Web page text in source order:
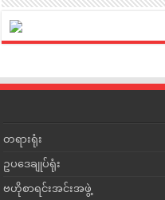
တရားရုံး
ဥပဒေချုပ်ရုံး
ဗဟိုစာရင်းအင်းအဖွဲ့